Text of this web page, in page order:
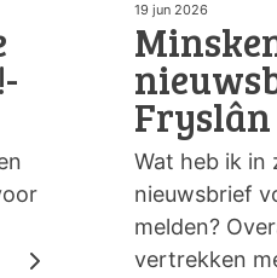
19 jun 2026
Wat heb ik in
nieuwsbrief
melden?
vertrekken